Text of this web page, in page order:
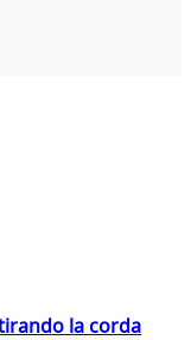
la corda